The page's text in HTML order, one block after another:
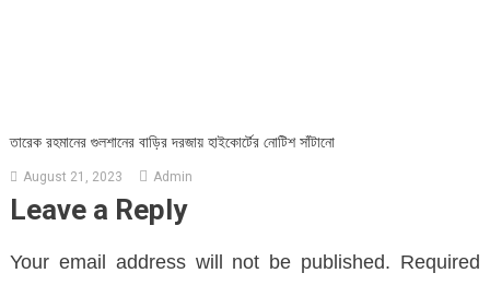
তারেক রহমানের গুলশানের বাড়ির দরজায় হাইকোর্টের নোটিশ সাঁটানো
August 21, 2023 Admin
Leave a Reply
Your email address will not be published. Required